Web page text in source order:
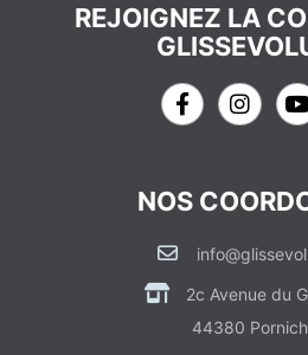
REJOIGNEZ LA
NOS
2c Avenue du
44380